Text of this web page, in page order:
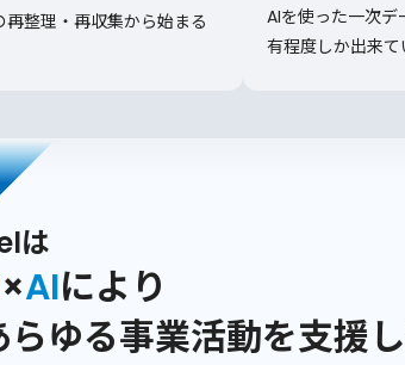
整理・再収集から始まる
AIを使った一次
有程度しか出来て
は
×AIにより
ゆる事業活動を支援